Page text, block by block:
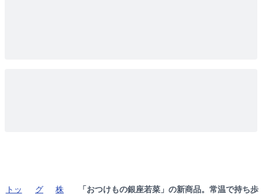
トッ
グ
株
「おつけもの銀座若菜」の新商品。常温で持ち歩